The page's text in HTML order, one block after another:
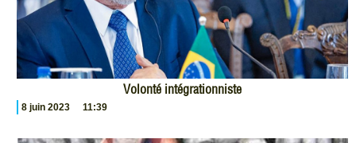
Volonté intégrationniste
8 juin 2023 11:39